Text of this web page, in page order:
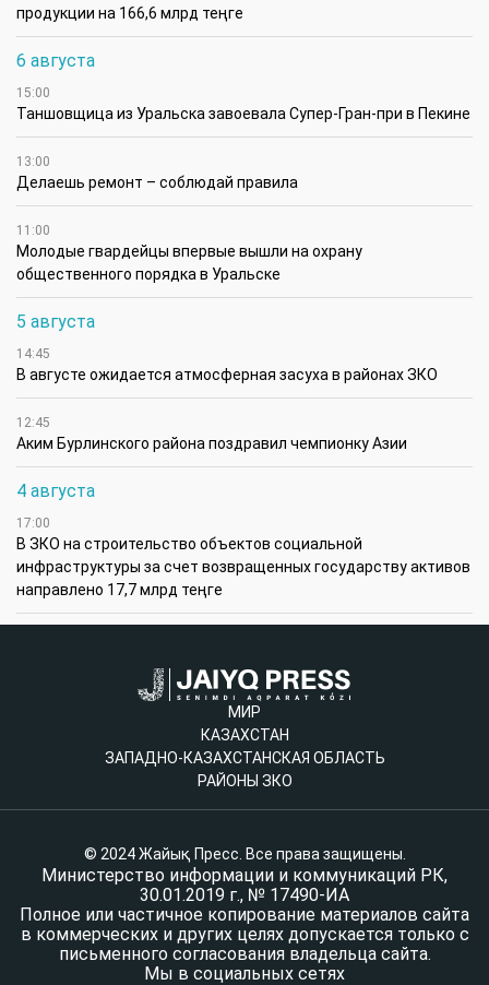
продукции на 166,6 млрд теңге
6 августа
15:00
Таншовщица из Уральска завоевала Супер-Гран-при в Пекине
13:00
Делаешь ремонт – соблюдай правила
11:00
Молодые гвардейцы впервые вышли на охрану
общественного порядка в Уральске
5 августа
14:45
В августе ожидается атмосферная засуха в районах ЗКО
12:45
Аким Бурлинского района поздравил чемпионку Азии
4 августа
17:00
В ЗКО на строительство объектов социальной
инфраструктуры за счет возвращенных государству активов
направлено 17,7 млрд теңге
МИР
КАЗАХСТАН
ЗАПАДНО-КАЗАХСТАНСКАЯ ОБЛАСТЬ
РАЙОНЫ ЗКО
© 2024 Жайық Пресс. Все права защищены.
Министерство информации и коммуникаций РК,
30.01.2019 г., № 17490-ИА
Полное или частичное копирование материалов сайта
в коммерческих и других целях допускается только с
письменного согласования владельца сайта.
Мы в социальных сетях